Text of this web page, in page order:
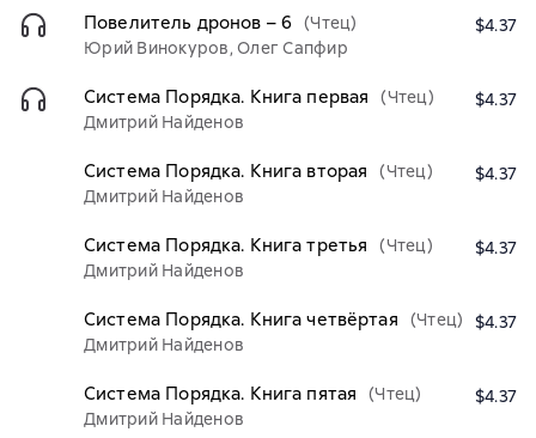
Повелитель дронов – 6 (Чтец)
Юрий Винокуров, Олег Сапфир
$4.37
Система Порядка. Книга первая
(Чтец)
Дмитрий Найденов
$4.37
Система Порядка. Книга вторая
(Чтец)
Дмитрий Найденов
$4.37
Система Порядка. Книга третья
(Чтец)
Дмитрий Найденов
$4.37
Система Порядка. Книга четвёртая
(Чтец)
Дмитрий Найденов
$4.37
Система Порядка. Книга пятая
(Чтец)
Дмитрий Найденов
$4.37